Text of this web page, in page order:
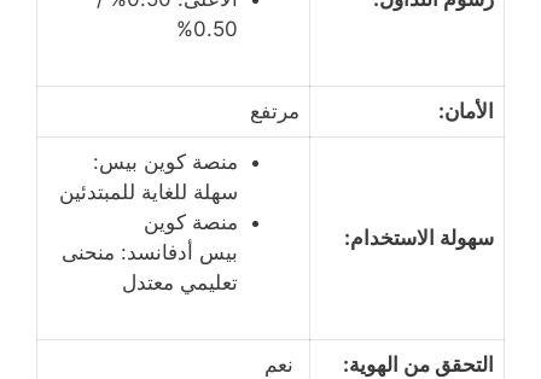
0.50%
الأمان: مرتفع
سهولة الاستخدام:
منصة كوين بيس:
سهلة للغاية للمبتدئين
منصة كوين
بيس أدفانسد: منحنى
تعليمي معتدل
التحقق من الهوية: نعم